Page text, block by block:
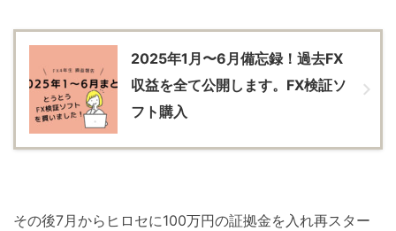
2025年1月〜6月備忘録！過去FX
収益を全て公開します。FX検証ソ
フト購入
その後7月からヒロセに100万円の証拠金を入れ再スター